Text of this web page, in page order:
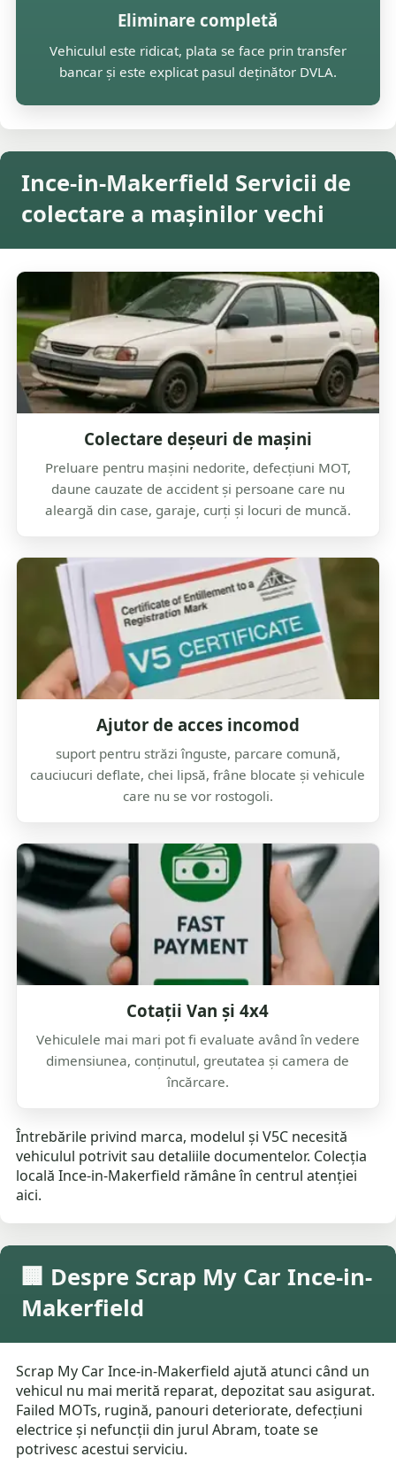
Eliminare completă
Vehiculul este ridicat, plata se face prin transfer
bancar și este explicat pasul deținător DVLA.
Ince-in-Makerfield Servicii de
colectare a mașinilor vechi
Colectare deșeuri de mașini
Preluare pentru mașini nedorite, defecțiuni MOT,
daune cauzate de accident și persoane care nu
aleargă din case, garaje, curți și locuri de muncă.
Ajutor de acces incomod
suport pentru străzi înguste, parcare comună,
cauciucuri deflate, chei lipsă, frâne blocate și vehicule
care nu se vor rostogoli.
Cotații Van și 4x4
Vehiculele mai mari pot fi evaluate având în vedere
dimensiunea, conținutul, greutatea și camera de
încărcare.
Întrebările privind marca, modelul și V5C necesită
vehiculul potrivit sau detaliile documentelor. Colecția
locală Ince-in-Makerfield rămâne în centrul atenției
aici.
🏢 Despre Scrap My Car Ince-in-
Makerfield
Scrap My Car Ince-in-Makerfield ajută atunci când un
vehicul nu mai merită reparat, depozitat sau asigurat.
Failed MOTs, rugină, panouri deteriorate, defecțiuni
electrice și nefuncții din jurul Abram, toate se
potrivesc acestui serviciu.